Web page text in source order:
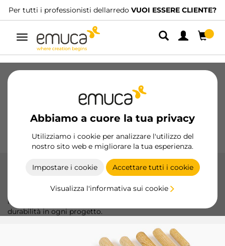
i professionisti dellarredoVUOI ESSERE CLIENTE?
Navigazione
Abbiamo a cuore la tua privacy
Utilizziamo i cookie per analizzare l'utilizzo del
nostro sito web e migliorare la tua esperienza.
Impostare i cookie Accettare tutti i cookie
Visualizza l'informativa sui cookie
Cerniere
Scorrevoli Cucina
Sistemi di montaggio
Sistemi di montaggio di alta qualità per un assemblaggio
rapido e sicuro di mobili, garantendo robustezza e
durabilità in ogni progetto.